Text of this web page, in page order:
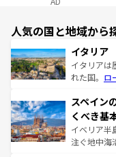
人気の国と地域から
イタリア
イタリアは
れた国。 ロ
ろん、トス
景など、自
ピザやパ
できる。朝
スペイン
くべき基
イベリア半
注ぐ地中海